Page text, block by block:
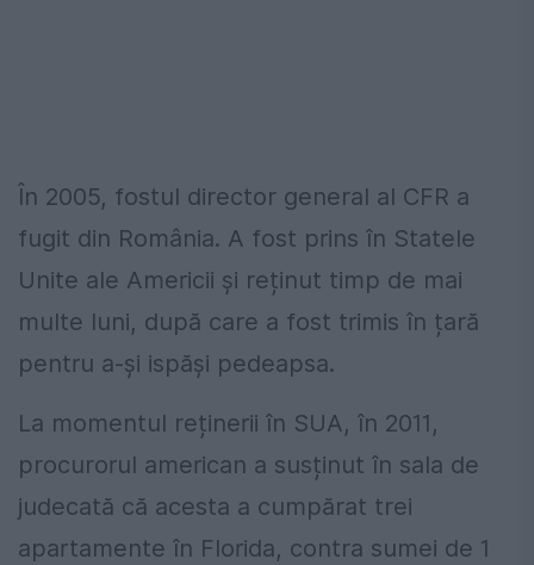
În 2005, fostul director general al CFR a
fugit din România. A fost prins în Statele
Unite ale Americii și reținut timp de mai
multe luni, după care a fost trimis în țară
pentru a-și ispăși pedeapsa.
La momentul reținerii în SUA, în 2011,
procurorul american a susținut în sala de
judecată că acesta a cumpărat trei
apartamente în Florida, contra sumei de 1